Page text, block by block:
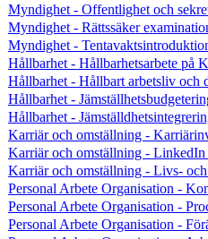
Myndighet - Offentlighet och
Myndighet - Rättssäker
Myndighet -
Hållbarhet - Hållbarhetsarbete på
Hållbarhet - Hållbart arbetsliv och
Hållbarhet -
Hållbarhet -
Karriär och omställning -
Karriär och omställning - LinkedIn
Karriär och omställning - Livs-
Personal Arbete Organisation -
Personal Arbete Organisation -
Personal Arbete Organisation -